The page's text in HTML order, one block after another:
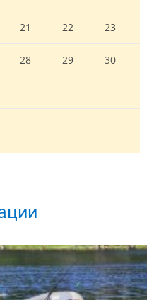
21 22 23
28 29 30